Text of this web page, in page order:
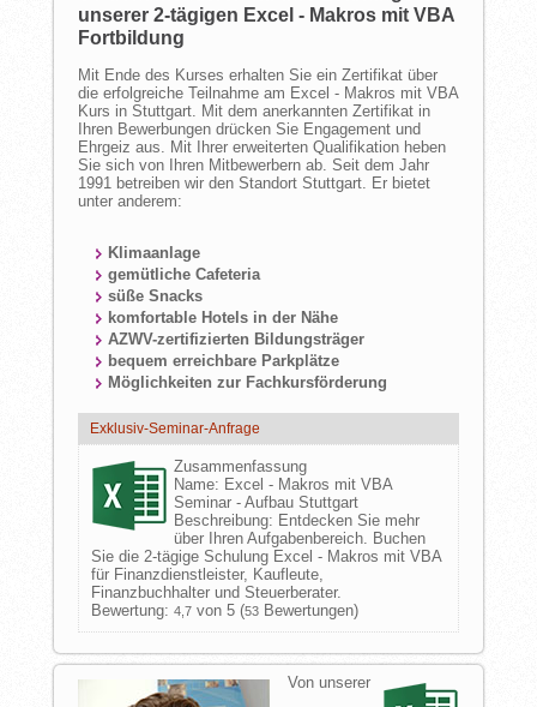
unserer 2-tägigen Excel - Makros mit VBA
Fortbildung
Mit Ende des Kurses erhalten Sie ein Zertifikat über
die erfolgreiche Teilnahme am Excel - Makros mit VBA
Kurs in Stuttgart. Mit dem anerkannten Zertifikat in
Ihren Bewerbungen drücken Sie Engagement und
Ehrgeiz aus. Mit Ihrer erweiterten Qualifikation heben
Sie sich von Ihren Mitbewerbern ab. Seit dem Jahr
1991 betreiben wir den Standort Stuttgart. Er bietet
unter anderem:
Klimaanlage
gemütliche Cafeteria
süße Snacks
komfortable Hotels in der Nähe
AZWV-zertifizierten Bildungsträger
bequem erreichbare Parkplätze
Möglichkeiten zur Fachkursförderung
Exklusiv-Seminar-Anfrage
Zusammenfassung
Name: Excel - Makros mit VBA
Seminar - Aufbau Stuttgart
Beschreibung: Entdecken Sie mehr
über Ihren Aufgabenbereich. Buchen
Sie die 2-tägige Schulung Excel - Makros mit VBA
für Finanzdienstleister, Kaufleute,
Finanzbuchhalter und Steuerberater.
Bewertung: 4,7von 5 (53Bewertungen)
Von unserer